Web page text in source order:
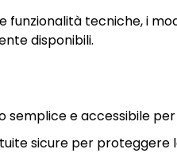
funzionalità tecniche, i
disponibili.
e accessibile
sicure per proteggere